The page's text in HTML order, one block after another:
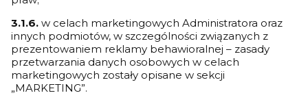
3.1.6. w celach marketingowych Administratora oraz
innych podmiotów, w szczególności związanych z
prezentowaniem reklamy behawioralnej – zasady
przetwarzania danych osobowych w celach
marketingowych zostały opisane w sekcji
„MARKETING”.